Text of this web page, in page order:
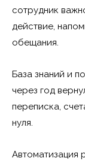
сотрудник
действие,
обещания.
База знаний и
через год
переписка,
нуля.
Автоматизация